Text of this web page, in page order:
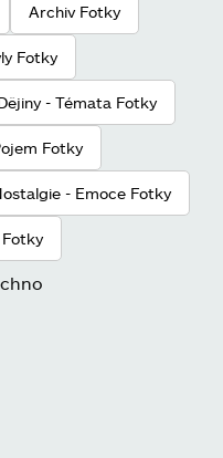
Archiv Fotky
Fotky
- Témata Fotky
Fotky
- Emoce Fotky